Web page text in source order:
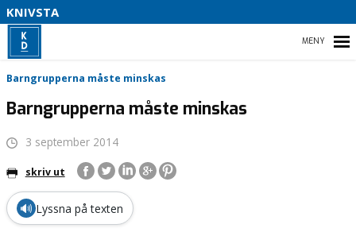
KNIVSTA
HEM
NYHETER
VALMANIFEST 2022
Barngrupperna måste minskas
Barngrupperna måste minskas
3 september 2014
skriv ut
🔊 Lyssna på texten